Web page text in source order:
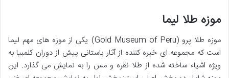
موزه طلا لیما
موزه طلا پرو (Gold Museum of Peru) یکی از موزه های مهم لیما
است که مجموعه ای خیره کننده از آثار باستانی پیش از دوران کلمبیا به
ویژه اشیاء ساخته شده از طلا نقره و مس را به نمایش می گذارد. این